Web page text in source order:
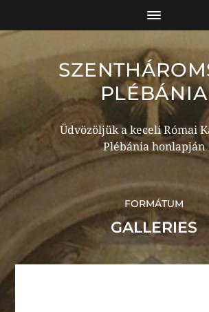
PLÉBÁNIA
Üdvözöljük a keceli Római
Plébánia honlapján
FORMÁTUM
GALLERIES